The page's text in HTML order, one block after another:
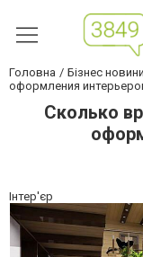
Головна Бізнес новини
оформления
Сколько
Інтер'єр